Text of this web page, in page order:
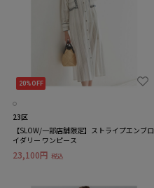
20%OFF
23区
【SLOW/一部店舗限定】ストライプエンブロ
イダリー ワンピース
23,100円 税込